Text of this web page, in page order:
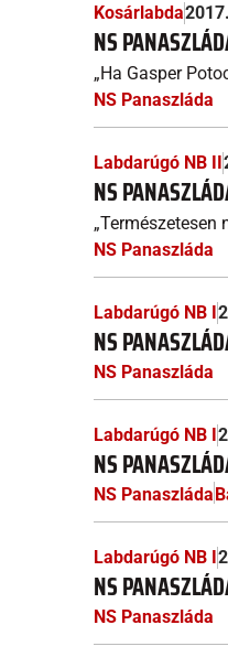
Kosárlabda
NS
„Ha Gasper
NS Panaszláda
Labdarúgó NB II
NS
„Természetesen
NS Panaszláda
Labdarúgó NB I
NS
NS Panaszláda
Labdarúgó NB I
NS
NS Panaszláda
Labdarúgó NB I
NS
NS Panaszláda